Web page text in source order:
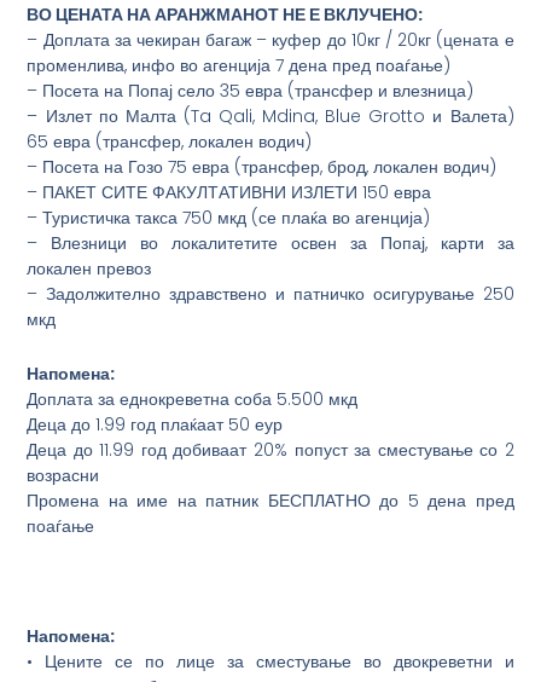
ВО ЦЕНАТА НА АРАНЖМАНОТ НЕ Е ВКЛУЧЕНО:
– Доплата за чекиран багаж – куфер до 10кг / 20кг (цената е
променлива, инфо во агенција 7 дена пред поаѓање)
– Посета на Попај село 35 евра (трансфер и влезница)
– Излет по Малта (Ta Qali, Mdina, Blue Grotto и Валета)
65 евра (трансфер, локален водич)
– Посета на Гозо 75 евра (трансфер, брод, локален водич)
– ПАКЕТ СИТЕ ФАКУЛТАТИВНИ ИЗЛЕТИ 150 евра
– Туристичка такса 750 мкд (се плаќа во агенција)
– Влезници во локалитетите освен за Попај, карти за
локален превоз
– Задолжително здравствено и патничко осигурување 250
мкд
Напомена:
Доплата за еднокреветна соба 5.500 мкд
Деца до 1.99 год плаќаат 50 еур
Деца до 11.99 год добиваат 20% попуст за сместување со 2
возрасни
Промена на име на патник БЕСПЛАТНО до 5 дена пред
поаѓање
Напомена:
• Цените се по лице за сместување во двокреветни и